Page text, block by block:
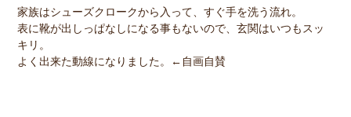
家族はシューズクロークから入って、すぐ手を洗う流れ。
表に靴が出しっぱなしになる事もないので、玄関はいつもスッ
キリ。
よく出来た動線になりました。←自画自賛